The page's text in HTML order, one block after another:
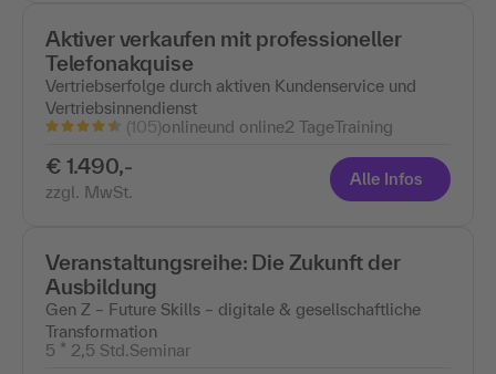
Aktiver verkaufen mit professioneller
Telefonakquise
Vertriebserfolge durch aktiven Kundenservice und
Vertriebsinnendienst
(105)onlineund online2 TageTraining
€ 1.490,-
zzgl. MwSt.
Alle Infos
Veranstaltungsreihe: Die Zukunft der
Ausbildung
Gen Z – Future Skills – digitale & gesellschaftliche
Transformation
5 * 2,5 Std.Seminar